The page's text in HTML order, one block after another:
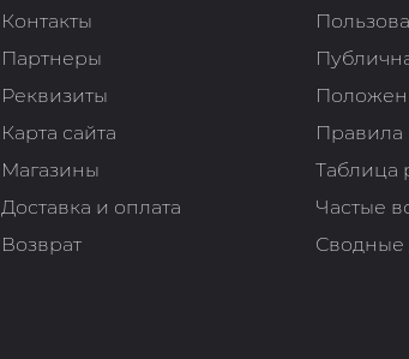
Контакты
Партнеры
Реквизиты
Карта сайта
Магазины
Доставка и оплата
Возврат
Правила
Таблица
Частые
Сводные